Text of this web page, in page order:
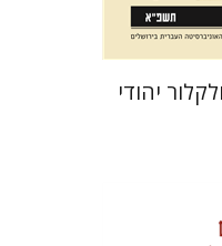
יהודי